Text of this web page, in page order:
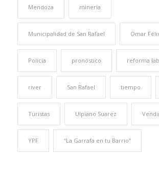
Mendoza minería
Municipalidad de San Rafael Omar
Policía pronóstico reforma
river San Rafael tiempo
Turistas Ulpiano Suarez
YPF “La Garrafa en tu Barrio”